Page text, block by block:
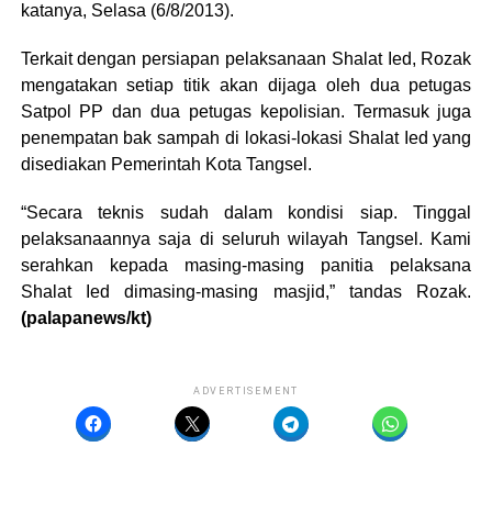
katanya, Selasa (6/8/2013).
Terkait dengan persiapan pelaksanaan Shalat Ied, Rozak
mengatakan setiap titik akan dijaga oleh dua petugas
Satpol PP dan dua petugas kepolisian. Termasuk juga
penempatan bak sampah di lokasi-lokasi Shalat Ied yang
disediakan Pemerintah Kota Tangsel.
“Secara teknis sudah dalam kondisi siap. Tinggal
pelaksanaannya saja di seluruh wilayah Tangsel. Kami
serahkan kepada masing-masing panitia pelaksana
Shalat Ied dimasing-masing masjid,” tandas Rozak.
(palapanews/kt)
ADVERTISEMENT